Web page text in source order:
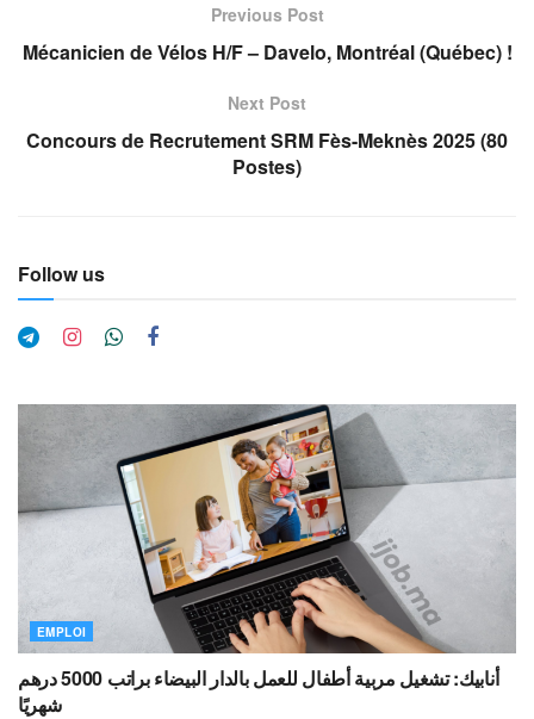
Previous Post
Mécanicien de Vélos H/F – Davelo, Montréal (Québec) !
Next Post
Concours de Recrutement SRM Fès-Meknès 2025 (80
Postes)
Follow us
EMPLOI
أنابيك: تشغيل مربية أطفال للعمل بالدار البيضاء براتب 5000 درهم
شهريًا